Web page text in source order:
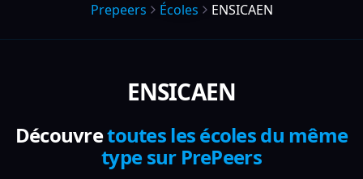
Prepeers Écoles ENSICAEN
ENSICAEN
Découvretoutes les écoles du même
type sur PrePeers